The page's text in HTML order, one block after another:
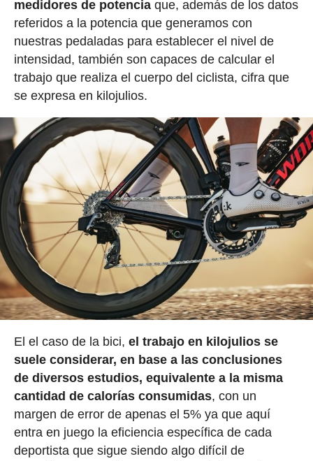
medidores de potenciaque, además de los datos
referidos a la potencia que generamos con
nuestras pedaladas para establecer el nivel de
intensidad, también son capaces de calcular el
trabajo que realiza el cuerpo del ciclista, cifra que
se expresa en kilojulios.
El el caso de la bici, el trabajo en kilojulios se
suele considerar, en base a las conclusiones
de diversos estudios, equivalente a la misma
cantidad de calorías consumidas, con un
margen de error de apenas el 5% ya que aquí
entra en juego la eficiencia específica de cada
deportista que sigue siendo algo difícil de